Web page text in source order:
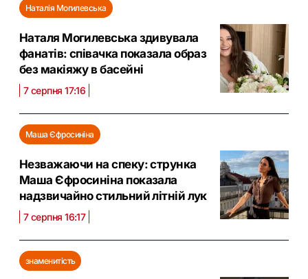
Наталія Могилевська
Наталя Могилевська здивувала
фанатів: співачка показала образ
без макіяжу в басейні
7 серпня 17:16
Маша Єфросиніна
Незважаючи на спеку: струнка
Маша Єфросиніна показала
надзвичайно стильний літній лук
7 серпня 16:17
знаменитість